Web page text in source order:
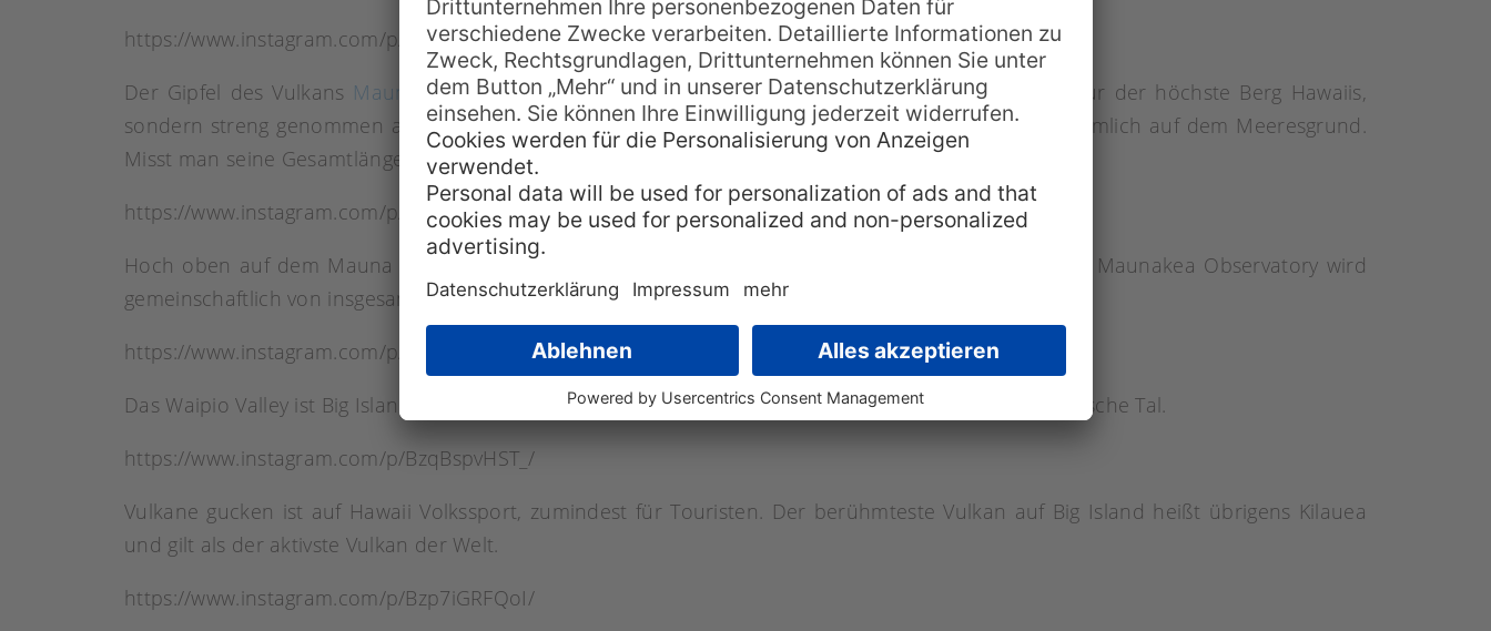
https://www.instagram.com/p/B2_WkDtoFw-/
Der Gipfel des Vulkans Mauna Kealiegt 4205 Metern über dem Meeresgrund. Damit ist er nicht nur der höchste Berg Hawaiis,
sondern streng genommen auch der höchste Berg der Welt: Der Fuß dieses riesigen Vulkans liegt nämlich auf dem Meeresgrund.
Misst man seine Gesamtlänge bis zum Gipfel, kommt man auf über 10.000 Meter.
https://www.instagram.com/p/BzpqT8wIjan/
Hoch oben auf dem Mauna Kea liegt übrigens eines der bedeutendste Observatorien der Welt: Das Maunakea Observatory wird
gemeinschaftlich von insgesamt elf Nationen betrieben.
https://www.instagram.com/p/BzqE8Y6pnIS/
Das Waipio Valley ist Big Islands schönster Flecken: Unzählige Wanderwege führen durch dieses malerische Tal.
https://www.instagram.com/p/BzqBspvHST_/
Vulkane gucken ist auf Hawaii Volkssport, zumindest für Touristen. Der berühmteste Vulkan auf Big Island heißt übrigens Kilauea
und gilt als der aktivste Vulkan der Welt.
https://www.instagram.com/p/Bzp7iGRFQoI/